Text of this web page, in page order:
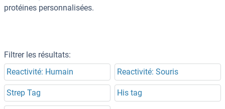
protéines personnalisées.
Filtrer les résultats:
Reactivité: Humain
Reactivité: Souris
Strep Tag His tag